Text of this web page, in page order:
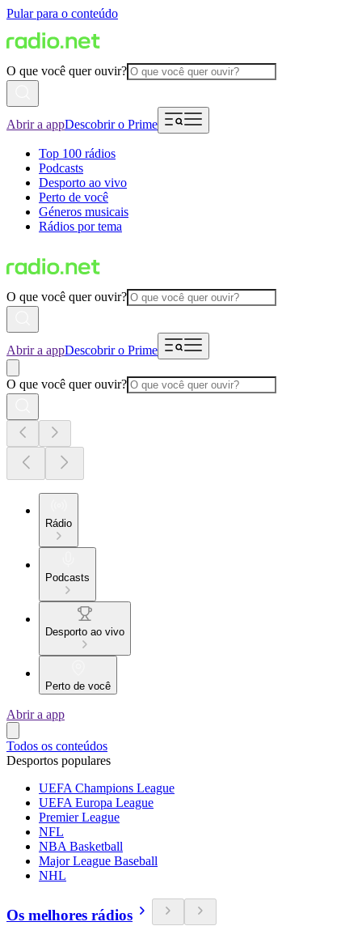
Pular para o conteúdo
O que você quer ouvir?
Abrir a appDescobrir o Prime
Top 100 rádios
Podcasts
Desporto ao vivo
Perto de você
Géneros musicais
Rádios por tema
O que você quer ouvir?
Abrir a appDescobrir o Prime
O que você quer ouvir?
Rádio
Podcasts
Desporto ao vivo
Perto de você
Abrir a app
Todos os conteúdos
Desportos populares
UEFA Champions League
UEFA Europa League
Premier League
NFL
NBA Basketball
Major League Baseball
NHL
Os melhores rádios